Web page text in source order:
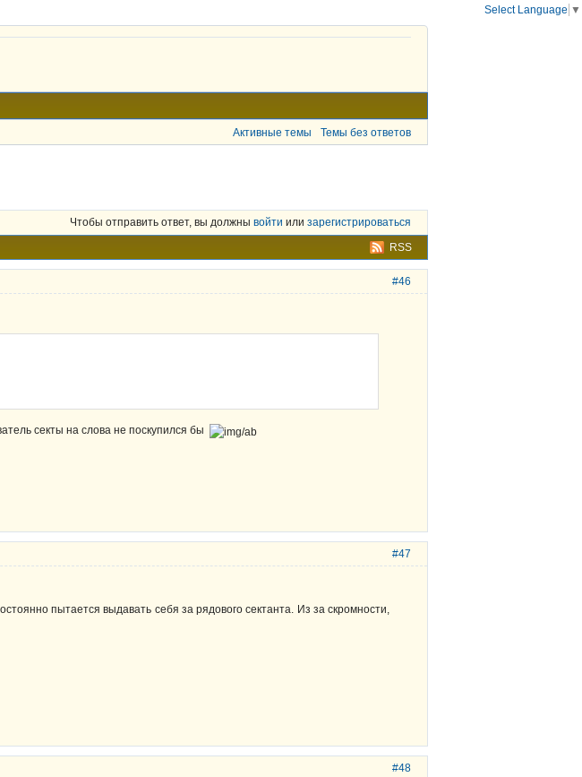
Активные темы Темы без ответов
Чтобы отправить ответ, вы должны войти или зарегистрироваться
RSS
#46
секты на слова не поскупился бы
#47
пытается выдавать себя за рядового сектанта. Из за скромности,
#48
Select Language ▼